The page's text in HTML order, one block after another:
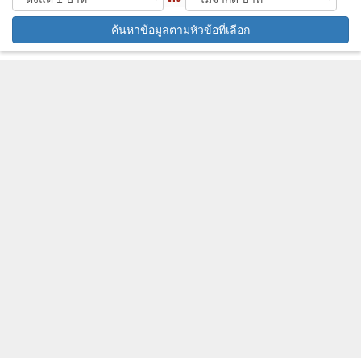
ค้นหาข้อมูลตามหัวข้อที่เลือก